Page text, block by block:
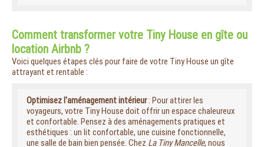
Comment transformer votre Tiny House en gîte ou
location Airbnb ?
Voici quelques étapes clés pour faire de votre Tiny House un gîte
attrayant et rentable :
Optimisez l'aménagement intérieur: Pour attirer les
voyageurs, votre Tiny House doit offrir un espace chaleureux
et confortable. Pensez à des aménagements pratiques et
esthétiques : un lit confortable, une cuisine fonctionnelle,
une salle de bain bien pensée. Chez La Tiny Mancelle, nous